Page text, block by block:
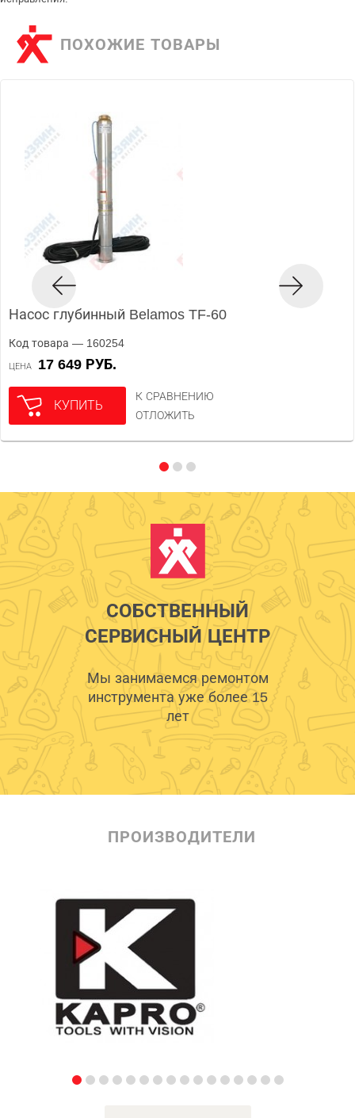
ПОХОЖИЕ ТОВАРЫ
Насос глубинный Belamos TF-60
Код товара — 160254
ЦЕНА 17 649 РУБ.
КУПИТЬ
К СРАВНЕНИЮ
ОТЛОЖИТЬ
СОБСТВЕННЫЙ
СЕРВИСНЫЙ ЦЕНТР
Мы занимаемся ремонтом
инструмента уже более 15
лет
ПРОИЗВОДИТЕЛИ